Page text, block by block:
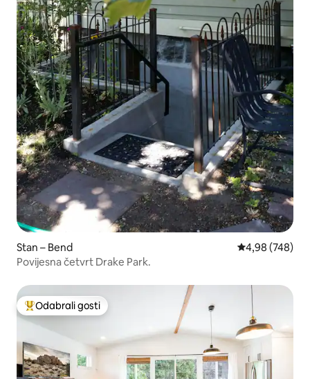
Stan – Bend Prosječna
4,98 (748)
Povijesna četvrt Drake Park.
Među najviše rangiranima s oznakom „Odabrali gosti”
Odabrali gosti